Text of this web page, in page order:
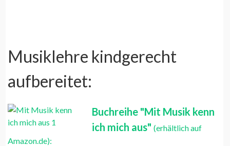
Musiklehre kindgerecht
aufbereitet:
Buchreihe "Mit Musik kenn
ich mich aus"(erhältlich auf
Amazon.de):